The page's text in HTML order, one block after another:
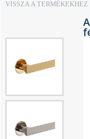
VISSZA A TERMÉKEKHEZ